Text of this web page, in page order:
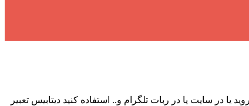
یا در سایت یا در ربات تلگرام و.. استفاده کنید دیتابیس تعبیر